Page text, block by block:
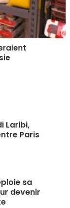
Laribi,
Paris
sa
devenir